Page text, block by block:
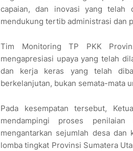
capaian, dan inovasi yang telah
mendukung tertib administrasi dan
Tim Monitoring TP PKK
mengapresiasi upaya yang telah
dan kerja keras yang telah
berkelanjutan, bukan semata-mata
Pada kesempatan tersebut,
mendampingi proses
mengantarkan sejumlah desa dan
lomba tingkat Provinsi Sumatera